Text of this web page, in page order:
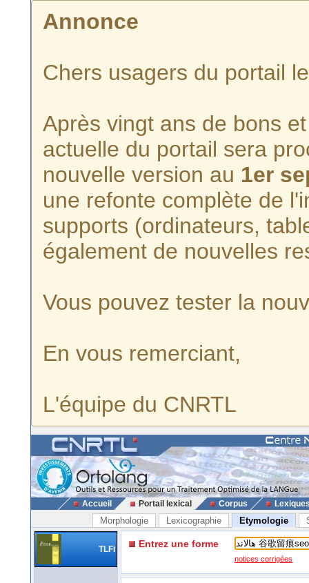
Annonce
Chers usagers du portail
Après vingt ans de bons
actuelle du portail sera
nouvelle version au 1er
une refonte complète de
supports (ordinateurs,
également de nouvelles
Vous pouvez tester la
En vous remerciant,
L'équipe du CNRTL
Accueil Portail lexical Corpus
Morphologie Lexicographie Etymologie
TLFi Entrez une forme
notices corrigées